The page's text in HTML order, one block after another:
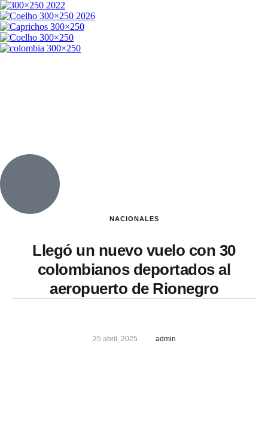
NACIONALES
Llegó un nuevo vuelo con 30
colombianos deportados al
aeropuerto de Rionegro
25 abril, 2025 admin